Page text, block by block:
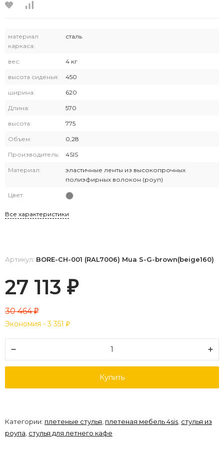
материал
каркаса:
сталь
вес: 4 кг
высота сиденья: 450
ширина: 620
Длина: 570
высота: 775
Объем: 0,28
Производитель: 4SIS
Материал:
эластичные ленты из высокопрочных
полиэфирных волокон (роуп)
Цвет:
Все характеристики
Артикул: BORE-CH-001 (RAL7006) Mua S-G-brown(beige160)
27 113 ₽
30 464₽
Экономия -3 351 ₽
Купить
Категории: плетеные стулья, плетеная мебель 4sis, стулья из
роупа, стулья для летнего кафе